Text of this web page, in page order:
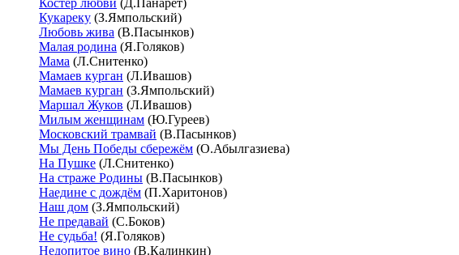
Костёр любви (Д.Панарет)
Кукареку (З.Ямпольский)
Любовь жива (В.Пасынков)
Малая родина (Я.Голяков)
Мама (Л.Снитенко)
Мамаев курган (Л.Ивашов)
Мамаев курган (З.Ямпольский)
Маршал Жуков (Л.Ивашов)
Милым женщинам (Ю.Гуреев)
Московский трамвай (В.Пасынков)
Мы День Победы сбережём (О.Абылгазиева)
На Пушке (Л.Снитенко)
На страже Родины (В.Пасынков)
Наедине с дождём (П.Харитонов)
Наш дом (З.Ямпольский)
Не предавай (С.Боков)
Не судьба! (Я.Голяков)
Недопитое вино (В.Калинкин)